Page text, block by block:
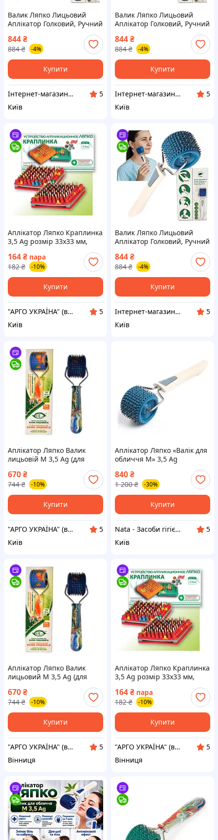
Валик Ляпко Лицьовий
Аплікатор Голковий, Ручний
Масажер Для Обличчя та
Тіла 3,5 Ag Червоний
844₴
884 ₴ -4%
Купити
Інтернет-магазин «Здорове Життя»
5
Київ
Валик Ляпко Лицьовий
Аплікатор Голковий, Ручний
Масажер Для Обличчя та
Тіла 3,5 Ag Помаранчевий
844₴
884 ₴ -4%
Купити
Інтернет-магазин «Здорове Життя»
5
Київ
Аплікатор Ляпко Краплинка
3,5 Ag розмір 33х33 мм,
обличчя, крем, зморшки,
знеболюючу
164₴ пара
182 ₴ -10%
Купити
"АРГО УКРАЇНА" (вітаміни Ad Medicine США, Біоліт, Літовіт, Курунга, Рициніол, Аплікатори ЛЯПКО)
5
Київ
Валик Ляпко Лицьовий
Аплікатор Голковий, Ручний
Масажер Для Обличчя та
Тіла 3,5 Ag Синій
844₴
884 ₴ -4%
Купити
Інтернет-магазин «Здорове Життя»
5
Київ
Аплікатор Ляпко Валик
лицьовій М 3,5 Ag (для
обличчя, голови, суглобів,
масаж, ліфтинг,
мезотерапія, для дітей)
670₴
744 ₴ -10%
Купити
"АРГО УКРАЇНА" (вітаміни Ad Medicine США, Біоліт, Літовіт, Курунга, Рициніол, Аплікатори ЛЯПКО)
5
Київ
Аплікатор Ляпко «Валік для
обличчя М» 3,5 Ag
840₴
1 200 ₴ -30%
Купити
Nata - Засоби гігієни та косметика
5
Київ
Аплікатор Ляпко Валик
лицьовий М 3,5 Ag (для
обличчя, голови, суглобів,
масаж, ліфтинг,
мезотерапія, для дітей)
670₴
744 ₴ -10%
Купити
"АРГО УКРАЇНА" (вітаміни Ad Medicine США, Біоліт, Ем Курунга, Літовіт, Аплікатори Ляпко)
5
Вінниця
Аплікатор Ляпко Краплинка
3,5 Ag розмір 33х33 мм,
обличчя, ліфтинг, зморшки,
знеболювальний
164₴ пара
182 ₴ -10%
Купити
"АРГО УКРАЇНА" (вітаміни Ad Medicine США, Біоліт, Ем Курунга, Літовіт, Аплікатори Ляпко)
5
Вінниця